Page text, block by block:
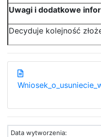
Uwagi i dodatkowe
Decyduje kolejność
Data wytworzenia: